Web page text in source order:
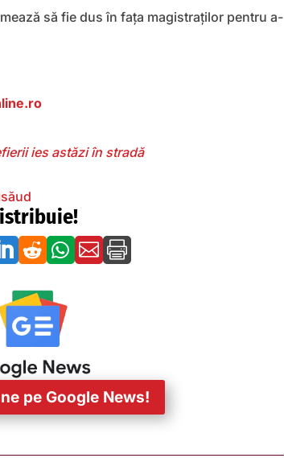
să fie dus în faţa magistraţilor pentru a-
ies astăzi în stradă
   
pe Google News!